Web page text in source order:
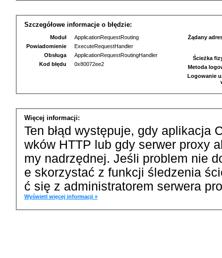
Szczegółowe informacje o błędzie:
Moduł
ApplicationRequestRouting
Powiadomienie
ExecuteRequestHandler
Obsługa
ApplicationRequestRoutingHandler
Kod błędu
0x80072ee2
Żądany
Ścieżka
Metoda
Logowanie
Więcej informacji:
Ten błąd występuje, gdy aplikacja
wków HTTP lub gdy serwer proxy
my nadrzędnej. Jeśli problem nie
e skorzystać z funkcji śledzenia
ć się z administratorem serwera
Wyświetl więcej informacji »